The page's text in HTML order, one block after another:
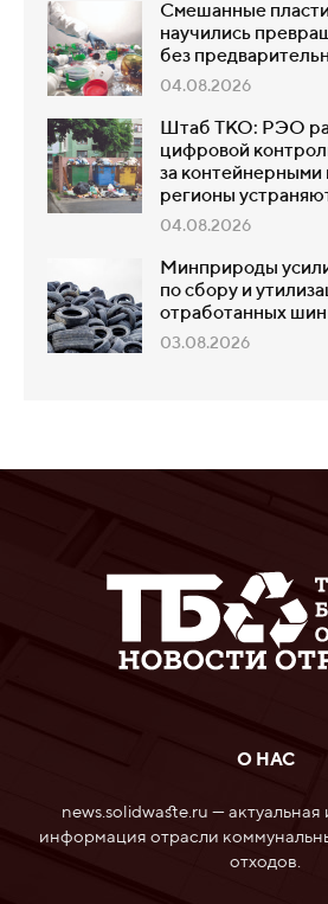
Смешанные
научились
без
04.08.2026
Штаб ТКО: РЭО
цифровой
за
регионы
04.08.2026
Минприроды
по сбору и
отработанных шин
03.08.2026
О НАС
news.solidwaste.ru —
информация отрасли
отходов.